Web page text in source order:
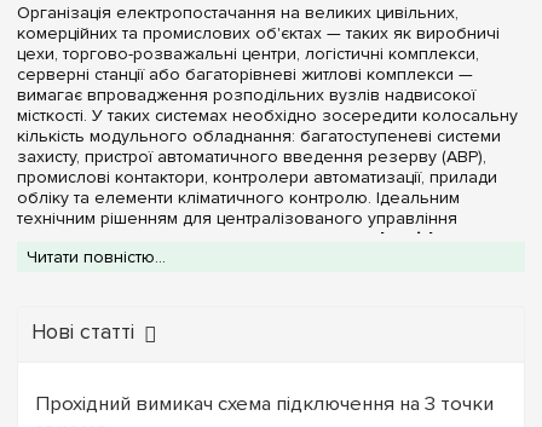
Організація електропостачання на великих цивільних,
комерційних та промислових об'єктах — таких як виробничі
цехи, торгово-розважальні центри, логістичні комплекси,
серверні станції або багаторівневі житлові комплекси —
вимагає впровадження розподільних вузлів надвисокої
місткості. У таких системах необхідно зосередити колосальну
кількість модульного обладнання: багатоступеневі системи
захисту, пристрої автоматичного введення резерву (АВР),
промислові контактори, контролери автоматизації, прилади
обліку та елементи кліматичного контролю. Ідеальним
технічним рішенням для централізованого управління
щит Schneider
Electric на 168 модулів
принципів ідеальної селективності, не жертвуючи вільним
місцем для укладання силових трас.
представлені оригінальні розподільні бокси Schneider Electric
на 168 DIN-модулів. Корпуси цих щитів виготовляються з
Читати повністю...
Нові статті
Прохідний вимикач схема підключення на 3 точки